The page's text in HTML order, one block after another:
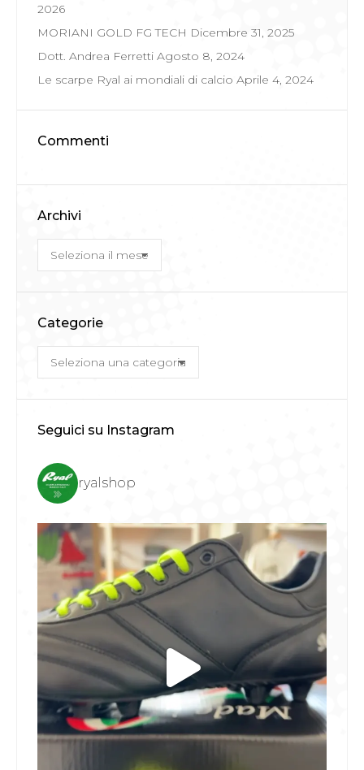
2026
MORIANI GOLD FG TECH Dicembre 31, 2025
Dott. Andrea Ferretti Agosto 8, 2024
Le scarpe Ryal ai mondiali di calcio Aprile 4, 2024
Commenti
Archivi
Archivi
Categorie
Categorie
Seguici su Instagram
ryalshop